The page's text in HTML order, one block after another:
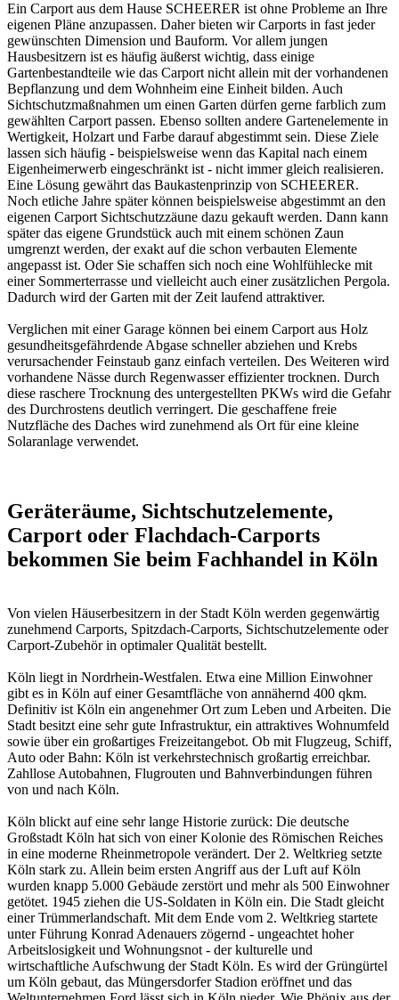
Ein Carport aus dem Hause SCHEERER ist ohne Probleme an Ihre
eigenen Pläne anzupassen. Daher bieten wir Carports in fast jeder
gewünschten Dimension und Bauform. Vor allem jungen
Hausbesitzern ist es häufig äußerst wichtig, dass einige
Gartenbestandteile wie das Carport nicht allein mit der vorhandenen
Bepflanzung und dem Wohnheim eine Einheit bilden. Auch
Sichtschutzmaßnahmen um einen Garten dürfen gerne farblich zum
gewählten Carport passen. Ebenso sollten andere Gartenelemente in
Wertigkeit, Holzart und Farbe darauf abgestimmt sein. Diese Ziele
lassen sich häufig - beispielsweise wenn das Kapital nach einem
Eigenheimerwerb eingeschränkt ist - nicht immer gleich realisieren.
Eine Lösung gewährt das Baukastenprinzip von SCHEERER.
Noch etliche Jahre später können beispielsweise abgestimmt an den
eigenen Carport Sichtschutzzäune dazu gekauft werden. Dann kann
später das eigene Grundstück auch mit einem schönen Zaun
umgrenzt werden, der exakt auf die schon verbauten Elemente
angepasst ist. Oder Sie schaffen sich noch eine Wohlfühlecke mit
einer Sommerterrasse und vielleicht auch einer zusätzlichen Pergola.
Dadurch wird der Garten mit der Zeit laufend attraktiver.
Verglichen mit einer Garage können bei einem Carport aus Holz
gesundheitsgefährdende Abgase schneller abziehen und Krebs
verursachender Feinstaub ganz einfach verteilen. Des Weiteren wird
vorhandene Nässe durch Regenwasser effizienter trocknen. Durch
diese raschere Trocknung des untergestellten PKWs wird die Gefahr
des Durchrostens deutlich verringert. Die geschaffene freie
Nutzfläche des Daches wird zunehmend als Ort für eine kleine
Solaranlage verwendet.
Geräteräume, Sichtschutzelemente,
Carport oder Flachdach-Carports
bekommen Sie beim Fachhandel in Köln
Von vielen Häuserbesitzern in der Stadt Köln werden gegenwärtig
zunehmend Carports, Spitzdach-Carports, Sichtschutzelemente oder
Carport-Zubehör in optimaler Qualität bestellt.
Köln liegt in Nordrhein-Westfalen. Etwa eine Million Einwohner
gibt es in Köln auf einer Gesamtfläche von annähernd 400 qkm.
Definitiv ist Köln ein angenehmer Ort zum Leben und Arbeiten. Die
Stadt besitzt eine sehr gute Infrastruktur, ein attraktives Wohnumfeld
sowie über ein großartiges Freizeitangebot. Ob mit Flugzeug, Schiff,
Auto oder Bahn: Köln ist verkehrstechnisch großartig erreichbar.
Zahllose Autobahnen, Flugrouten und Bahnverbindungen führen
von und nach Köln.
Köln blickt auf eine sehr lange Historie zurück: Die deutsche
Großstadt Köln hat sich von einer Kolonie des Römischen Reiches
in eine moderne Rheinmetropole verändert. Der 2. Weltkrieg setzte
Köln stark zu. Allein beim ersten Angriff aus der Luft auf Köln
wurden knapp 5.000 Gebäude zerstört und mehr als 500 Einwohner
getötet. 1945 ziehen die US-Soldaten in Köln ein. Die Stadt gleicht
einer Trümmerlandschaft. Mit dem Ende vom 2. Weltkrieg startete
unter Führung Konrad Adenauers zögernd - ungeachtet hoher
Arbeitslosigkeit und Wohnungsnot - der kulturelle und
wirtschaftliche Aufschwung der Stadt Köln. Es wird der Grüngürtel
um Köln gebaut, das Müngersdorfer Stadion eröffnet und das